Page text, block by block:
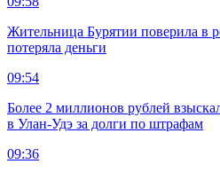
Жительница Бурятии поверила в
потеряла деньги
09:54
Более 2 миллионов рублей
в Улан-Удэ за долги по штрафам
09:36